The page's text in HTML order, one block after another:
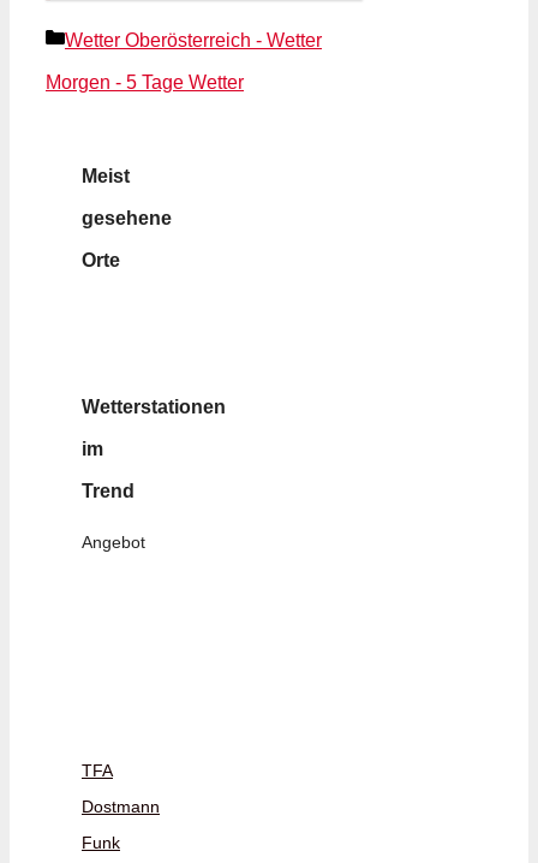
Kategorien
Wetter Oberösterreich - Wetter
Morgen - 5 Tage Wetter
Meist
gesehene
Orte
Wetterstationen
im
Trend
Angebot
TFA
Dostmann
Funk